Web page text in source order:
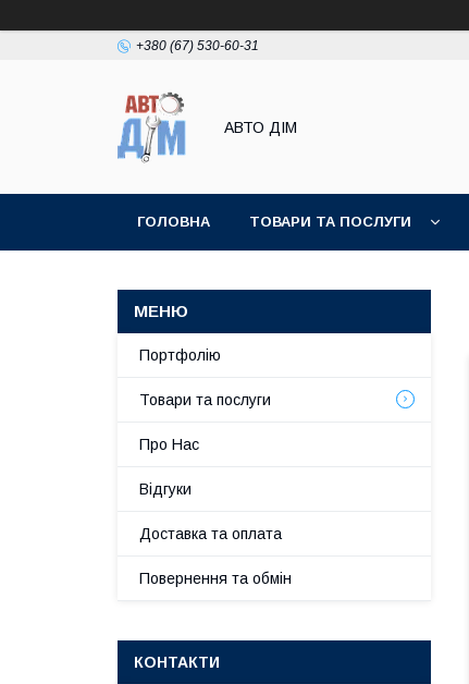
+380 (67) 530-60-31
АВТО ДIМ
ГОЛОВНА ТОВАРИ ТА ПОСЛУГИ
Портфолію
Товари та послуги
Про Нас
Відгуки
Доставка та оплата
Повернення та обмін
КОНТАКТИ